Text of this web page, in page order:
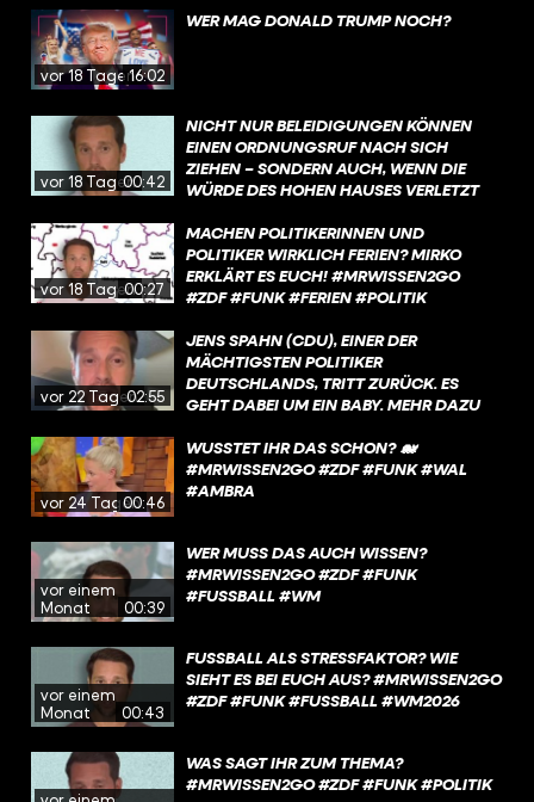
vor 18 Tagen16:02
WER MAG DONALD TRUMP NOCH?
vor 18 Tagen00:42
NICHT NUR BELEIDIGUNGEN KÖNNEN
EINEN ORDNUNGSRUF NACH SICH
ZIEHEN – SONDERN AUCH, WENN DIE
WÜRDE DES HOHEN HAUSES VERLETZT
vor 18 Tagen00:27
MACHEN POLITIKERINNEN UND
POLITIKER WIRKLICH FERIEN? MIRKO
ERKLÄRT ES EUCH! #MRWISSEN2GO
#ZDF #FUNK #FERIEN #POLITIK
vor 22 Tagen02:55
JENS SPAHN (CDU), EINER DER
MÄCHTIGSTEN POLITIKER
DEUTSCHLANDS, TRITT ZURÜCK. ES
GEHT DABEI UM EIN BABY. MEHR DAZU
vor 24 Tagen00:46
WUSSTET IHR DAS SCHON? 🐋
#MRWISSEN2GO #ZDF #FUNK #WAL
#AMBRA
vor einem
Monat
00:39
WER MUSS DAS AUCH WISSEN?
#MRWISSEN2GO #ZDF #FUNK
#FUSSBALL #WM
vor einem
Monat
00:43
FUSSBALL ALS STRESSFAKTOR? WIE S
IEHT ES BEI EUCH AUS? #MRWISSEN2GO #
ZDF #FUNK #FUSSBALL #WM2026
WAS SAGT IHR ZUM THEMA?
#MRWISSEN2GO #ZDF #FUNK #POLITIK